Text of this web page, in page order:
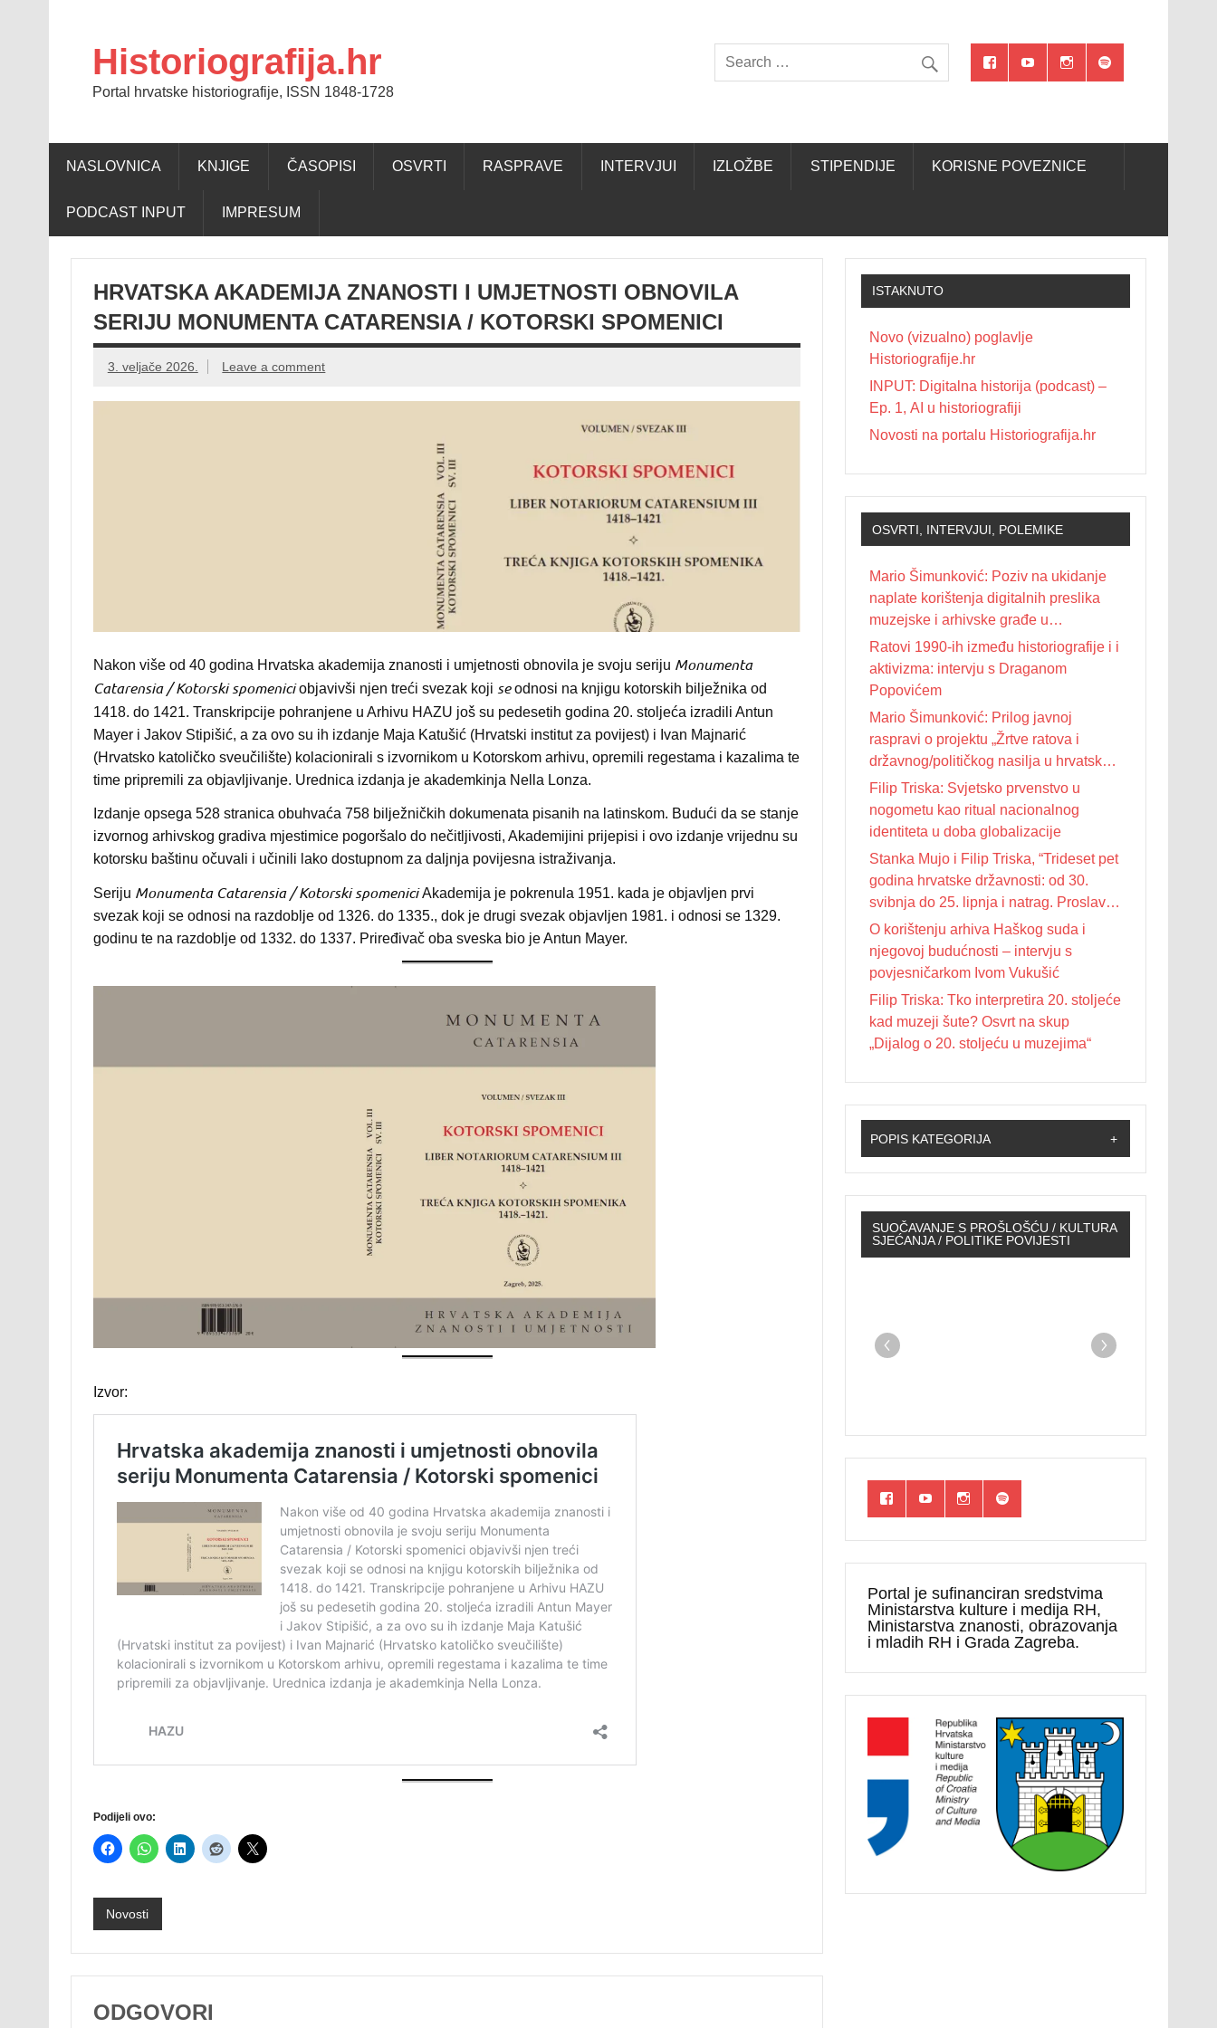
Historiografija.hr
Portal hrvatske historiografije, ISSN 1848-1728
NASLOVNICA KNJIGE ČASOPISI OSVRTI RASPRAVE INTERVJUI IZLOŽBE STIPENDIJE KORISNE POVEZNICE
PODCAST INPUT IMPRESUM
HRVATSKA AKADEMIJA ZNANOSTI I UMJETNOSTI OBNOVILA
SERIJU MONUMENTA CATARENSIA / KOTORSKI SPOMENICI
3. veljače 2026. Leave a comment
Nakon više od 40 godina Hrvatska akademija znanosti i umjetnosti obnovila je svoju seriju Monumenta
Catarensia / Kotorski spomeniciobjavivši njen treći svezak koji seodnosi na knjigu kotorskih bilježnika od
1418. do 1421. Transkripcije pohranjene u Arhivu HAZU još su pedesetih godina 20. stoljeća izradili Antun
Mayer i Jakov Stipišić, a za ovo su ih izdanje Maja Katušić (Hrvatski institut za povijest) i Ivan Majnarić
(Hrvatsko katoličko sveučilište) kolacionirali s izvornikom u Kotorskom arhivu, opremili regestama i kazalima te
time pripremili za objavljivanje. Urednica izdanja je akademkinja Nella Lonza.
Izdanje opsega 528 stranica obuhvaća 758 bilježničkih dokumenata pisanih na latinskom. Budući da se stanje
izvornog arhivskog gradiva mjestimice pogoršalo do nečitljivosti, Akademijini prijepisi i ovo izdanje vrijednu su
kotorsku baštinu očuvali i učinili lako dostupnom za daljnja povijesna istraživanja.
Seriju Monumenta Catarensia / Kotorski spomeniciAkademija je pokrenula 1951. kada je objavljen prvi
svezak koji se odnosi na razdoblje od 1326. do 1335., dok je drugi svezak objavljen 1981. i odnosi se 1329.
godinu te na razdoblje od 1332. do 1337. Priređivač oba sveska bio je Antun Mayer.
Izvor:
Podijeli ovo:
Novosti
ODGOVORI
ISTAKNUTO
Novo (vizualno) poglavlje
Historiografije.hr
INPUT: Digitalna historija (podcast) –
Ep. 1, AI u historiografiji
Novosti na portalu Historiografija.hr
OSVRTI, INTERVJUI, POLEMIKE
Mario Šimunković: Poziv na ukidanje
naplate korištenja digitalnih preslika
muzejske i arhivske građe u
nekomercijalne svrhe
Ratovi 1990-ih između historiografije i i
aktivizma: intervju s Draganom
Popovićem
Mario Šimunković: Prilog javnoj
raspravi o projektu „Žrtve ratova i
državnog/političkog nasilja u hrvatskoj
povijesti 20. stoljeća“
Filip Triska: Svjetsko prvenstvo u
nogometu kao ritual nacionalnog
identiteta u doba globalizacije
Stanka Mujo i Filip Triska, “Trideset pet
godina hrvatske državnosti: od 30.
svibnja do 25. lipnja i natrag. Proslave
Dana državnosti u Republici Hrvatskoj
od 1990. do 2025. godine”
O korištenju arhiva Haškog suda i
njegovoj budućnosti – intervju s
povjesničarkom Ivom Vukušić
Filip Triska: Tko interpretira 20. stoljeće
kad muzeji šute? Osvrt na skup
„Dijalog o 20. stoljeću u muzejima“
POPIS KATEGORIJA +
SUOČAVANJE S PROŠLOŠĆU / KULTURA
SJEĆANJA / POLITIKE POVIJESTI
Portal je sufinanciran sredstvima
Ministarstva kulture i medija RH,
Ministarstva znanosti, obrazovanja
i mladih RH i Grada Zagreba.